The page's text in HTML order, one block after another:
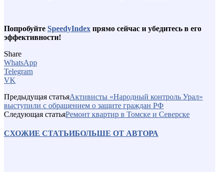
Попробуйте SpeedyIndex прямо сейчас и убедитесь в его
эффективности!
Share
WhatsApp
Telegram
VK
Предыдущая статьяАктивисты «Народный контроль Урал»
выступили с обращением о защите граждан РФ
Следующая статьяРемонт квартир в Томске и Северске
СХОЖИЕ СТАТЬИБОЛЬШЕ ОТ АВТОРА